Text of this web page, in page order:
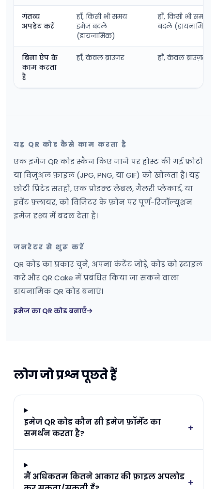
गंतव्य
अपडेट करें
हाँ, किसी भी समय
इमेज बदलें
(डायनामिक)
हाँ, किसी भी समय
बदलें (डायनामिक)
बिना ऐप के
काम करता
है
हाँ, केवल ब्राउज़र हाँ, केवल ब्राउज़र
यह QR कोड कैसे काम करता है
एक इमेज QR कोड स्कैन किए जाने पर होस्ट की गई फ़ोटो
या विज़ुअल फ़ाइल (JPG, PNG, या GIF) को खोलता है। यह
छोटी प्रिंटेड सतहों, एक प्रोडक्ट लेबल, गैलरी प्लेकार्ड, या
इवेंट फ़्लायर, को विज़िटर के फ़ोन पर पूर्ण-रिज़ॉल्यूशन
इमेज दृश्य में बदल देता है।
जनरेटर से शुरू करें
QR कोड का प्रकार चुनें, अपना कंटेंट जोड़ें, कोड को स्टाइल
करें और QR Cake में प्रबंधित किया जा सकने वाला
डायनामिक QR कोड बनाएं।
इमेज का QR कोड बनाएँ
लोग जो प्रश्न पूछते हैं
इमेज QR कोड कौन सी इमेज फ़ॉर्मेट का
समर्थन करता है?
+
मैं अधिकतम कितने आकार की फ़ाइल अपलोड +